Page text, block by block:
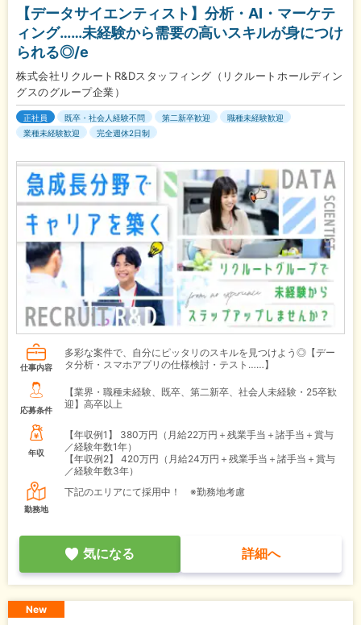
【データサイエンティスト】分析・AI・マーケテ
ィング……未経験から需要の高いスキルが身につけ
られる◎/e
株式会社リクルートR&Dスタッフィング（リクルートホールディン
グスのグループ企業）
正社員 既卒・社会人経験不問 第二新卒歓迎
職種未経験歓迎
業種未経験歓迎
完全週休2日制
仕事内容
多彩な案件で、自分にピッタリのスキルを見つけよう◎【デー
タ分析・スマホアプリの仕様検討・テスト……】
応募条件
【業界・職種未経験、既卒、第二新卒、社会人未経験・25卒歓
迎】高卒以上
年収
【年収例1】
380万円（月給22万円＋残業手当＋諸手当＋賞与
／経験年数1年）
【年収例2】
420万円（月給24万円＋残業手当＋諸手当＋賞与
／経験年数3年）
勤務地
下記のエリアにて採用中！ ※勤務地考慮
気になる 詳細へ
New